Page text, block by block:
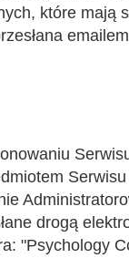
które mają
drogą
"Psychology